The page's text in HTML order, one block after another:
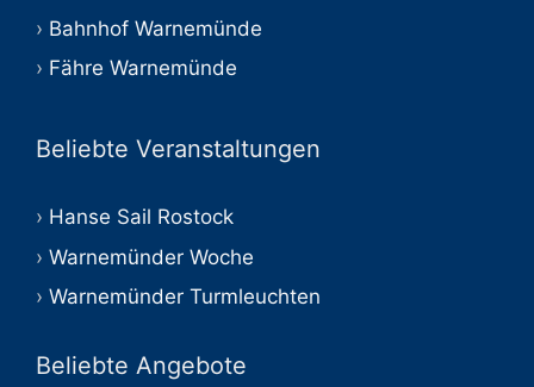
Bahnhof Warnemünde
Fähre Warnemünde
Beliebte Veranstaltungen
Hanse Sail Rostock
Warnemünder Woche
Warnemünder Turmleuchten
Beliebte Angebote